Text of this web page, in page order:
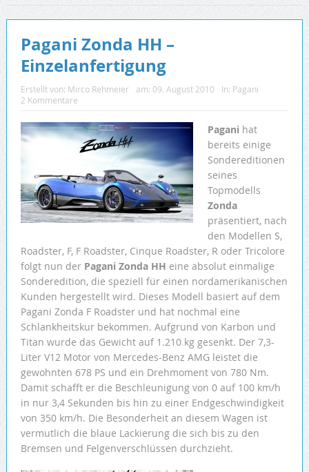
Pagani Zonda HH –
Einzelanfertigung
Erstellt von: Mirco Rehmeier am: 09. August 2010 In: Pagani
2 Kommentare
Pagani hat
bereits einige
Sondereditionen
seines
Topmodells
Zonda
präsentiert, nach
den Modellen S,
Roadster, F, F Roadster, Cinque Roadster, R oder Tricolore
folgt nun der Pagani Zonda HH eine absolut einmalige
Sonderedition, die speziell für einen nordamerikanischen
Kunden hergestellt wird. Dieses Modell basiert auf dem
Pagani Zonda F Roadster und hat nochmal eine
Schlankheitskur bekommen. Aufgrund von Karbon und
Titan wurde das Gewicht auf 1.210 kg gesenkt. Der 7,3-
Liter V12 Motor von Mercedes-Benz AMG leistet die
gewohnten 678 PS und ein Drehmoment von 780 Nm.
Damit schafft er die Beschleunigung von 0 auf 100 km/h
in nur 3,4 Sekunden bis hin zu einer Endgeschwindigkeit
von 350 km/h. Die Besonderheit an diesem Wagen ist
vermutlich die blaue Lackierung die sich bis zu den
Bremsen und Felgenverschlüssen durchzieht.